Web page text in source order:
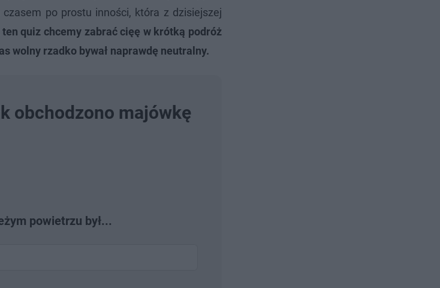
po prostu inności, która z dzisiejszej
ten quiz chcemy zabrać cięę w krótką podróż
wolny rzadko bywał naprawdę neutralny.
obchodzono majówkę
powietrzu był...